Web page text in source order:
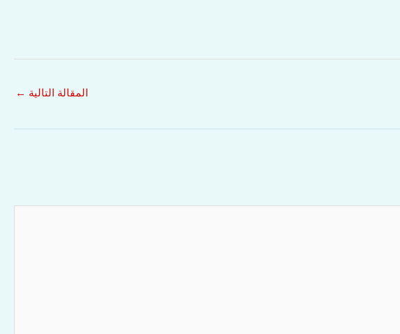
المقالة التالية ←